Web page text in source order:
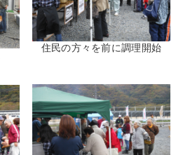
住民の方々を前に調理開始